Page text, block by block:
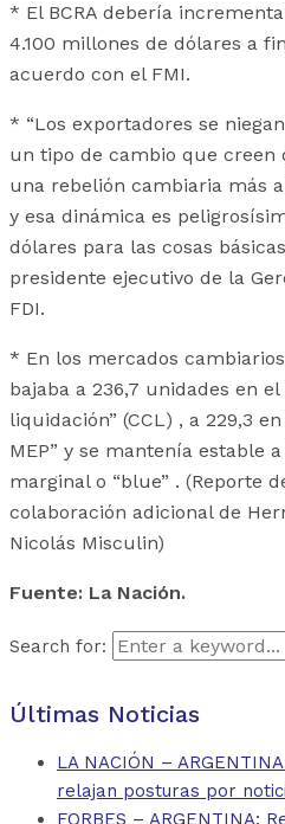
* El BCRA debería
4.100 millones de dólares a
acuerdo con el FMI.
* “Los exportadores se
un tipo de cambio que creen
una rebelión cambiaria más
y esa dinámica es
dólares para las cosas
presidente ejecutivo de la
FDI.
* En los mercados
bajaba a 236,7 unidades en
liquidación” (CCL) , a 229,3
MEP” y se mantenía estable
marginal o “blue” . (Reporte
colaboración adicional de
Nicolás Misculin)
Fuente: La Nación.
Search for:
Últimas Noticias
LA NACIÓN –
relajan posturas por
FORBES – ARGENTINA: